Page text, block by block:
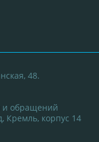
48.
и обращений
Кремль, корпус 14